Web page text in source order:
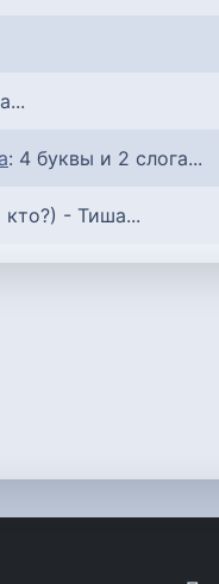
: 4 буквы и 2 слога...
кто?) - Тиша...